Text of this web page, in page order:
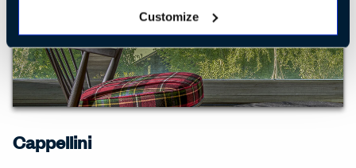
Customize
Cappellini